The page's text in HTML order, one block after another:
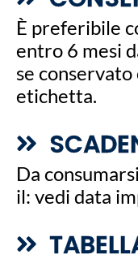
È preferibile
entro 6 mesi
se conservato
etichetta.
Da
il: vedi data